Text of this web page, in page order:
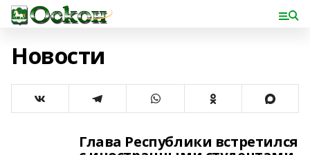
Новости
Глава Республики встретился